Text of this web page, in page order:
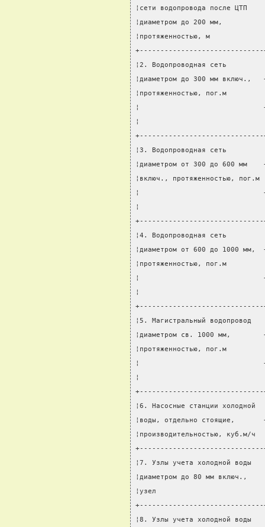
¦сети водопровода
¦диаметром до 200 мм,
¦протяженностью, м
¦2. Водопроводная сеть
¦диаметром до 300 мм
¦протяженностью, пог.м
¦
¦                              ¦
¦3. Водопроводная сеть
¦диаметром от 300 до 600
¦включ., протяженностью,
¦
¦                              ¦
¦4. Водопроводная сеть
¦диаметром от 600 до
¦протяженностью, пог.м
¦
¦                              ¦
¦5. Магистральный
¦диаметром св. 1000 мм,
¦протяженностью, пог.м
¦
¦                              ¦
¦6. Насосные станции
¦воды, отдельно
¦производительностью,
¦7. Узлы учета холодной
¦диаметром до 80 мм
¦узел
¦8. Узлы учета холодной